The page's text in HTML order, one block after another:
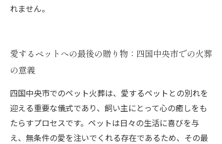
れません。
愛するペットへの最後の贈り物：四国中央市での火葬
の意義
四国中央市でのペット火葬は、愛するペットとの別れを
迎える重要な儀式であり、飼い主にとって心の癒しをも
たらすプロセスです。ペットは日々の生活に喜びを与
え、無条件の愛を注いでくれる存在であるため、その最